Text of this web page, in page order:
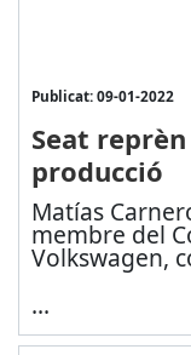
Publicat: 09-01-2022
Seat
producció
Matías
membre del
Volkswagen,
...